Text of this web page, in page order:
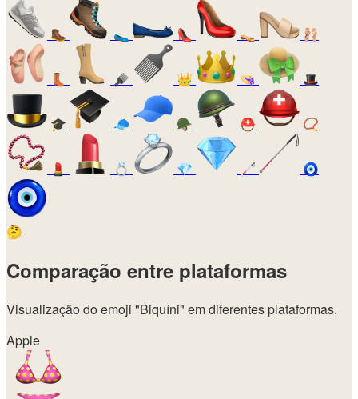
🥾 🥿 👠 👡 🩰
👢 🪮 👑 👒 🎩
🎓 🧢 🪖 ⛑️ 📿
💄 💍 💎 🦯 🧿
🤔
Comparação entre plataformas
Visualização do emoji "Biquíni" em diferentes plataformas.
Apple